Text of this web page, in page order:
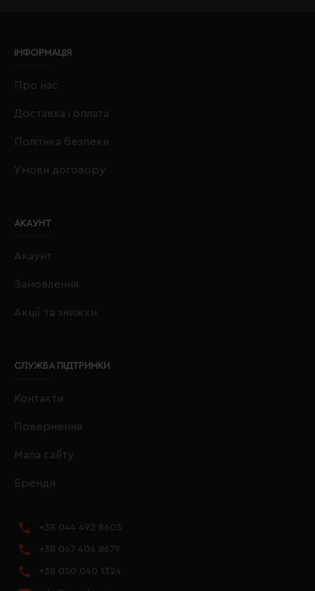
ІНФОРМАЦІЯ
Про нас
Доставка і оплата
Політика безпеки
Умови договору
АКАУНТ
Акаунт
Замовлення
Акції та знижки
СЛУЖБА ПІДТРИМКИ
Контакти
Повернення
Мапа сайту
Бренди
+38 044 492 8603
+38 067 406 8679
+38 050 040 1324